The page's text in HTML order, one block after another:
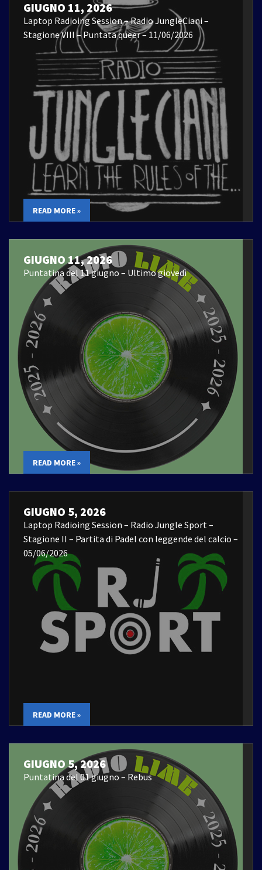
GIUGNO 11, 2026
Laptop Radioing Session – Radio JungleCiani –
Stagione VIII – Puntata queer – 11/06/2026
READ MORE »
GIUGNO 11, 2026
Puntatina del 11 giugno – Ultimo giovedì
READ MORE »
GIUGNO 5, 2026
Laptop Radioing Session – Radio Jungle Sport –
Stagione II – Partita di Padel con leggende del calcio –
05/06/2026
READ MORE »
GIUGNO 5, 2026
Puntatina del 01 giugno – Rebus